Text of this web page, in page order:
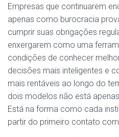
Empresas que continuarem
apenas como burocracia
cumprir suas obrigações
enxergarem como uma
condições de conhecer
decisões mais inteligentes e
mais rentáveis ao longo do
dois modelos não está
Está na forma como cada
partir do primeiro contato